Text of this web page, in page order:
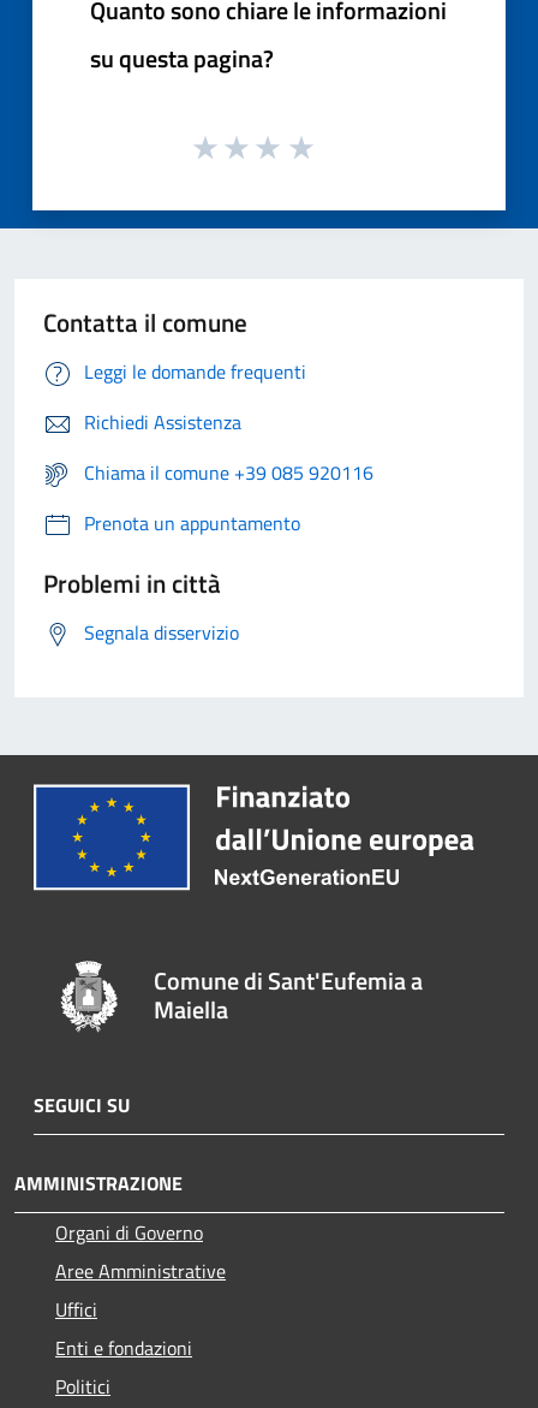
Quanto sono chiare le informazioni
su questa pagina?
Contatta il comune
Leggi le domande frequenti
Richiedi Assistenza
Chiama il comune +39 085 920116
Prenota un appuntamento
Problemi in città
Segnala disservizio
Comune di Sant'Eufemia a
Maiella
SEGUICI SU
AMMINISTRAZIONE
Organi di Governo
Aree Amministrative
Uffici
Enti e fondazioni
Politici